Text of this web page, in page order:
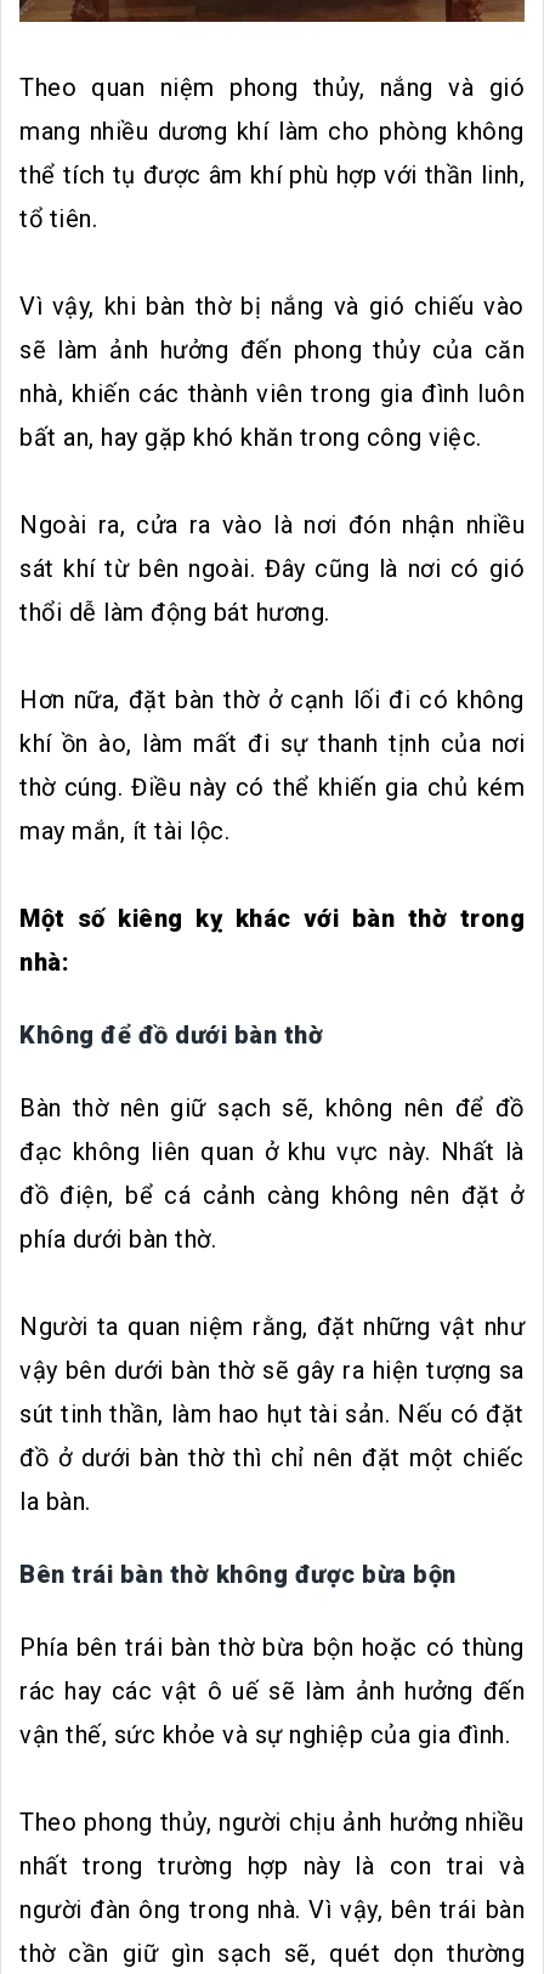
Theo quan niệm phong thủy, nắng và gió
mang nhiều dương khí làm cho phòng không
thể tích tụ được âm khí phù hợp với thần linh,
tổ tiên.
Vì vậy, khi bàn thờ bị nắng và gió chiếu vào
sẽ làm ảnh hưởng đến phong thủy của căn
nhà, khiến các thành viên trong gia đình luôn
bất an, hay gặp khó khăn trong công việc.
Ngoài ra, cửa ra vào là nơi đón nhận nhiều
sát khí từ bên ngoài. Đây cũng là nơi có gió
thổi dễ làm động bát hương.
Hơn nữa, đặt bàn thờ ở cạnh lối đi có không
khí ồn ào, làm mất đi sự thanh tịnh của nơi
thờ cúng. Điều này có thể khiến gia chủ kém
may mắn, ít tài lộc.
Một số kiêng kỵ khác với bàn thờ trong
nhà:
Không để đồ dưới bàn thờ
Bàn thờ nên giữ sạch sẽ, không nên để đồ
đạc không liên quan ở khu vực này. Nhất là
đồ điện, bể cá cảnh càng không nên đặt ở
phía dưới bàn thờ.
Người ta quan niệm rằng, đặt những vật như
vậy bên dưới bàn thờ sẽ gây ra hiện tượng sa
sút tinh thần, làm hao hụt tài sản. Nếu có đặt
đồ ở dưới bàn thờ thì chỉ nên đặt một chiếc
la bàn.
Bên trái bàn thờ không được bừa bộn
Phía bên trái bàn thờ bừa bộn hoặc có thùng
rác hay các vật ô uế sẽ làm ảnh hưởng đến
vận thế, sức khỏe và sự nghiệp của gia đình.
Theo phong thủy, người chịu ảnh hưởng nhiều
nhất trong trường hợp này là con trai và
người đàn ông trong nhà. Vì vậy, bên trái bàn
thờ cần giữ gìn sạch sẽ, quét dọn thường